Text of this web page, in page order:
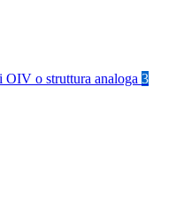
OIV o struttura analoga 3